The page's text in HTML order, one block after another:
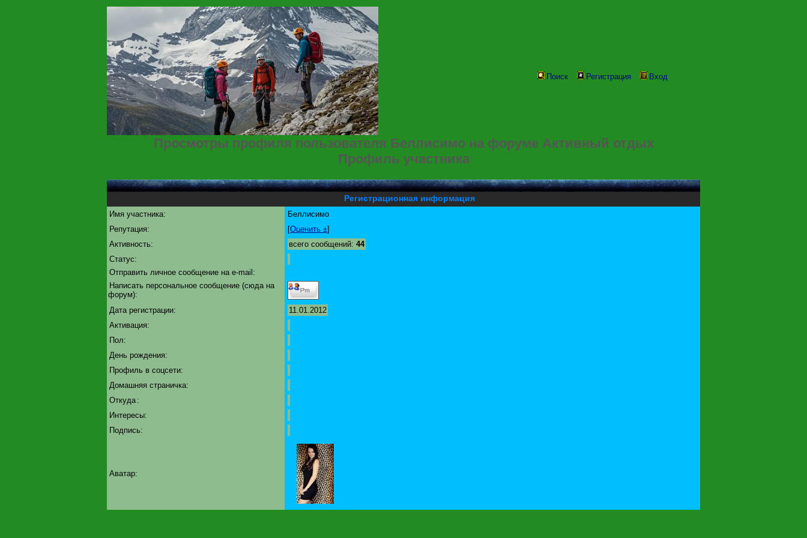
Поиск Регистрация Вход
Просмотры профиля пользователя Беллисимо на форуме Активный отдых
Профиль участника
Регистрационная информация
Имя участника:
Беллисимо
Репутация:
[Оценить ±]
Активность:
всего сообщений: 44
Статус:
Отправить личное сообщение на e-mail:
Написать персональное сообщение (сюда на
форум):
Дата регистрации:
11.01.2012
Активация:
Пол:
День рождения:
Профиль в соцсети:
Домашняя страничка:
Откуда :
Интересы:
Подпись:
Аватар: